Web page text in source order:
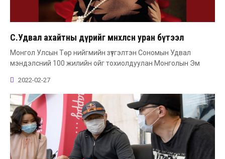
С.Удвал ахайтны дүрийг мөнхөлсөн уран бүтээл
Монгол Улсын Төр нийгмийн зүтгэлтэн Сономын Удвал
мэндэлсний 100 жилийн ойг тохиолдуулан Монголын Эм
2022-02-27